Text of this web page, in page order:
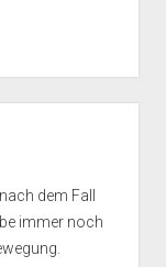
dem Fall
immer noch